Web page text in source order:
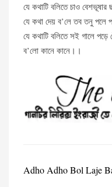
যে কথাটি বলিতে চাও বেশভূষার
যে কথা দেয় ব’লে তব তনু পলে
যে কথাটি বলিতে সই গালে
ব’লো কানে কানে।।
Adho Adho Bol Laje